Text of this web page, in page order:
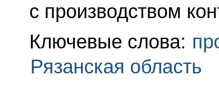
с производством
Ключевые слова:
Рязанская область